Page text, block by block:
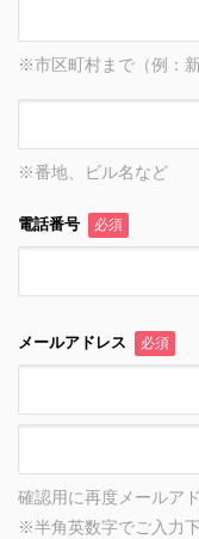
※市区町村まで（例：新
※番地、ビル名など
電話番号 必須
メールアドレス 必須
確認用に再度メールア
※半角英数字でご入力下